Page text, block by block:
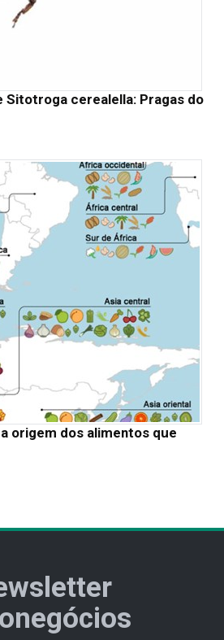
Sitotroga cerealella: Pragas do
origem dos alimentos que